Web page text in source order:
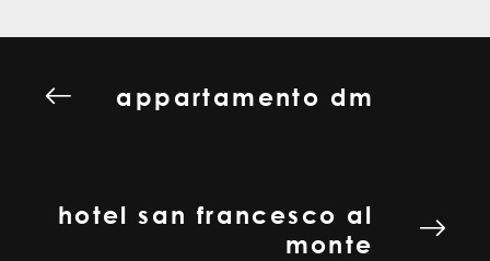
appartamento dm
hotel san francesco al
monte